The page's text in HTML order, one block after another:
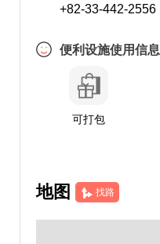
+82-33-442-2556
便利设施使用信息
可打包
地图 找路